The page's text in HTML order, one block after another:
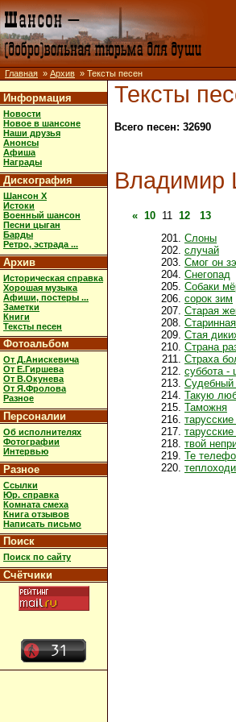
Главная » Архив » Тексты песен
Информация
Новости
Новое в шансоне
Наши друзья
Анонсы
Афиша
Награды
Дискография
Шансон X
Истоки
Военный шансон
Песни цыган
Барды
Ретро, эстрада ...
Архив
Историческая справка
Хорошая музыка
Афиши, постеры ...
Заметки
Книги
Тексты песен
Фотоальбом
От Д.Анискевича
От Е.Гиршева
От В.Окунева
От Я.Фролова
Разное
Персоналии
Об исполнителях
Фотографии
Интервью
Разное
Ссылки
Юр. справка
Комната смеха
Книга отзывов
Написать письмо
Поиск
Поиск по сайту
Счётчики
Тексты
Всего песен: 32690
Владимир
« 10 11 12
13
Слоны
случай
Смог он
Снегопад
Собаки
сорок зим
Старая
Стая
Страна
Страха
суббота -
Судебный
Такую
Таможня
твой
Те